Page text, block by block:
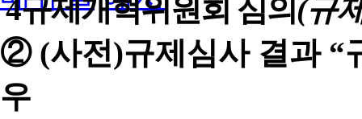
4규제개혁위원회 심의(규
② (사전)규제심사 결과 “
우